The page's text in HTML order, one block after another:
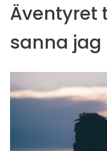
Äventyret
sanna jag